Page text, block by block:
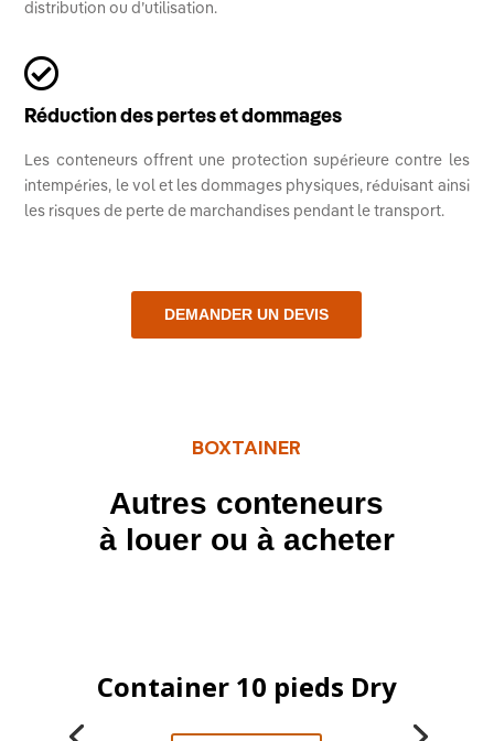
distribution ou d’utilisation.

Réduction des pertes et dommages
Les conteneurs offrent une protection supérieure contre les
intempéries, le vol et les dommages physiques, réduisant ainsi
les risques de perte de marchandises pendant le transport.
DEMANDER UN DEVIS
BOXTAINER
Autres conteneurs
à louer ou à acheter
Container 10 pieds Dry